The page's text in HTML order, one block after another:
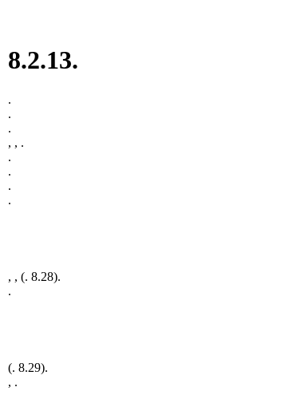
8.2.13.
.
.
.
, , .
.
.
.
.
, , (. 8.28).
.
(. 8.29).
, .